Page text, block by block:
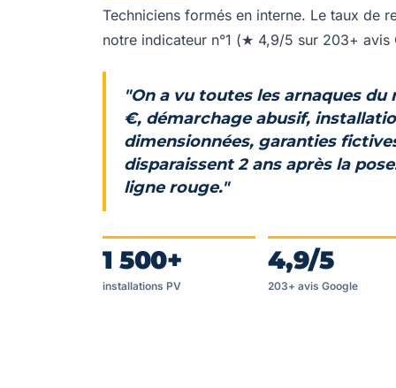
Techniciens formés en interne. Le taux de
notre indicateur n°1 (★ 4,9/5 sur 203+ avis
"On a vu toutes les arnaques du
€, démarchage abusif,
dimensionnées, garanties
disparaissent 2 ans après la
ligne rouge."
1 500+
installations PV
4,9/5
203+ avis Google